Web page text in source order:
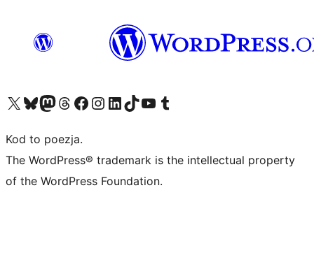
Odwiedź nasze konto X (dawniej Twitter)
Odwiedź nasze konto Bluesky
Odwiedź nasze konto na Mastodoncie
Odwiedź naszego Threadsa
Odwiedź naszego Facebooka
Odwiedź nasze konto na Instagramie
Odwiedź nasze konto na LinkedIn
Odwiedź naszego TikToka
Odwiedź nasz kanał YouTube
Odwiedź naszego Tumblra
Kod to poezja.
The WordPress® trademark is the intellectual property
of the WordPress Foundation.